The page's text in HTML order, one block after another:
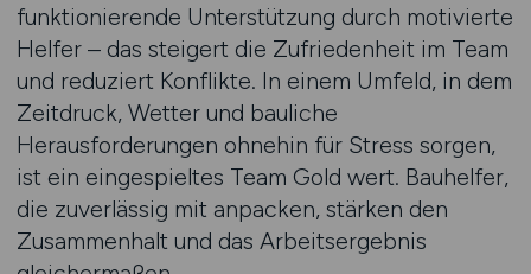
funktionierende Unterstützung durch motivierte
Helfer – das steigert die Zufriedenheit im Team
und reduziert Konflikte. In einem Umfeld, in dem
Zeitdruck, Wetter und bauliche
Herausforderungen ohnehin für Stress sorgen,
ist ein eingespieltes Team Gold wert. Bauhelfer,
die zuverlässig mit anpacken, stärken den
Zusammenhalt und das Arbeitsergebnis